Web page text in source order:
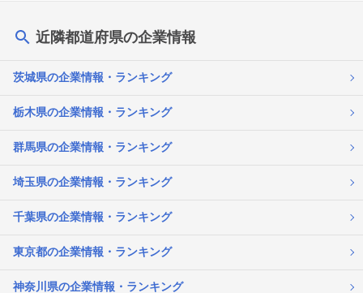
近隣都道府県の企業情報
茨城県の企業情報・ランキング
栃木県の企業情報・ランキング
群馬県の企業情報・ランキング
埼玉県の企業情報・ランキング
千葉県の企業情報・ランキング
東京都の企業情報・ランキング
神奈川県の企業情報・ランキング